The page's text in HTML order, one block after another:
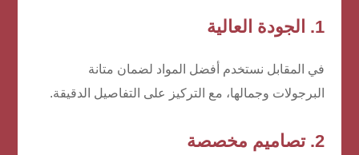
1. الجودة العالية
في المقابل نستخدم أفضل المواد لضمان متانة
البرجولات وجمالها، مع التركيز على التفاصيل الدقيقة.
2. تصاميم مخصصة